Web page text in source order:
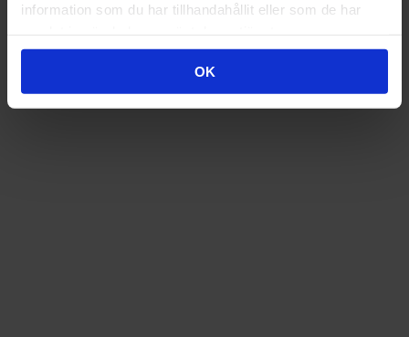
information som du har tillhandahållit eller som de har
OK